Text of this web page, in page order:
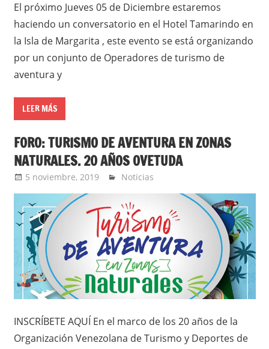
El próximo Jueves 05 de Diciembre estaremos
haciendo un conversatorio en el Hotel Tamarindo en
la Isla de Margarita , este evento se está organizando
por un conjunto de Operadores de turismo de
aventura y
LEER MÁS
FORO: TURISMO DE AVENTURA EN ZONAS
NATURALES. 20 AÑOS OVETUDA
5 noviembre, 2019 admin
Noticias
INSCRÍBETE AQUÍ En el marco de los 20 años de la
Organización Venezolana de Turismo y Deportes de